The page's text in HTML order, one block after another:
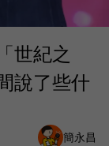
世紀之
說了些什
簡永昌